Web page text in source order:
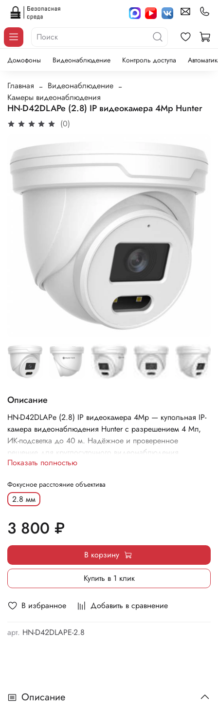
Домофоны Видеонаблюдение Контроль доступа
Главная
Видеонаблюдение
Камеры видеонаблюдения
HN-D42DLAPe (2.8) IP видеокамера 4Mp Hunter
(0)
В избранное Добавить в сравнение
арт. HN-D42DLAPE-2.8
Фокусное расстояние объектива
2.8 мм
Описание
HN-D42DLAPe (2.8) IP видеокамера 4Mp — купольная IP-
камера видеонаблюдения Hunter с разрешением 4 Мп,
ИК-подсветка до 40 м. Надёжное и проверенное
решение для круглосуточного видеонаблюдения.
Показать полностью
3 800 ₽
В корзину
Купить в 1 клик
Описание